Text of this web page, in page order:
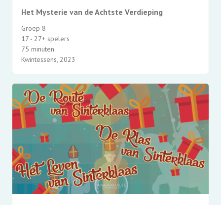
Het Mysterie van de Achtste Verdieping
Groep 8
17 - 27+ spelers
75 minuten
Kwintessens, 2023